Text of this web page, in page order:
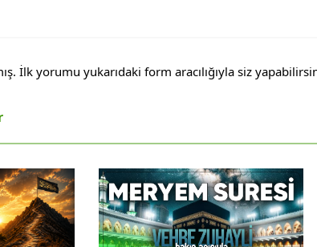
İlk yorumu yukarıdaki form aracılığıyla siz